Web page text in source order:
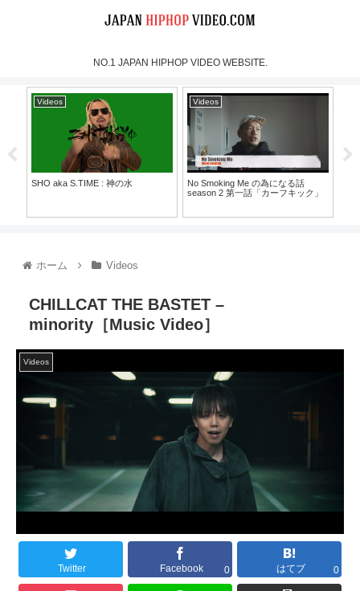
NO.1 JAPAN HIPHOP VIDEO WEBSITE.
Videos
SHO aka S.TIME : 神の水
Videos
No Smoking Me の為になる話
season 2 第一話「カーフキック」
ホーム Videos
CHILLCAT THE BASTET –
minority［Music Video］
Videos
Twitter Facebook 0 はてブ 0